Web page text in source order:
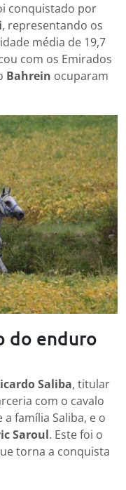
conquistado por
, representando os
média de 19,7
com os Emirados
Bahrein ocuparam
do enduro
Saliba, titular
com o cavalo
família Saliba, e o
Saroul. Este foi o
torna a conquista